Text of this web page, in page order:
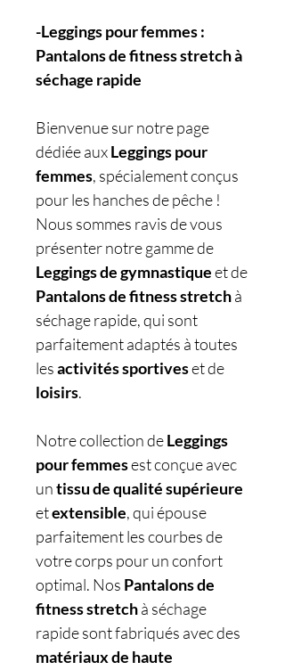
-Leggings pour femmes :
Pantalons de fitness stretch à
séchage rapide
Bienvenue sur notre page
dédiée auxLeggings pour
femmes, spécialement conçus
pour les hanches de pêche !
Nous sommes ravis de vous
présenter notre gamme de
Leggings degymnastiqueet de
Pantalons de fitness stretchà
séchage rapide, qui sont
parfaitement adaptés à toutes
lesactivités sportiveset de
loisirs.
Notre collection deLeggings
pour femmesest conçue avec
untissu de qualité supérieure
etextensible, qui épouse
parfaitement les courbes de
votre corps pour un confort
optimal. Nos Pantalons de
fitness stretchà séchage
rapide sont fabriqués avec des
matériaux de haute